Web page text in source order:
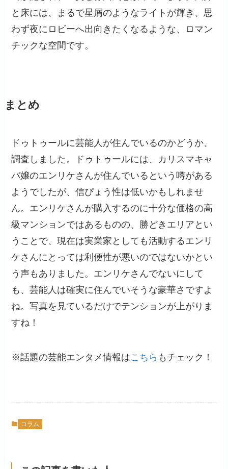
と床には、まるで星屑のようなライトが輝き、思
わず夜にロビーへ出向きたくなるような、ロマン
チックな空間です。
まとめ
ドゥトゥールに芸能人が住んでいるのかどうか、
調査しました。ドゥトゥールには、カリスマキャ
バ嬢のエンリケさんが住んでいるという噂がある
ようでしたが、信ぴょう性は低いかもしれませ
ん。エンリケさんが購入するのに十分な価格の高
級マンションではあるものの、勝どきエリアとい
うことで、現在は実業家としても活動するエンリ
ケさんにとっては利便性が悪いのではないかとい
う声もありました。エンリケさんでないにして
も、芸能人は確実に住んでいそうな豪華さですよ
ね。写真を見ているだけでテンションが上がりま
すね！
※話題の芸能エンタメ情報はこちら もチェック！
コラム